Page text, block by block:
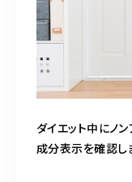
ダイエット中にノ
成分表示を確認し